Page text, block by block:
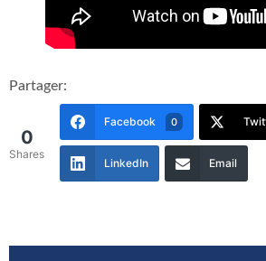
Partager:
0
Shares
Facebook 0
LinkedIn Email